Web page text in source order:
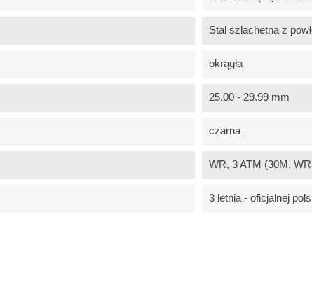
Stal szlachetna z
okrągła
25.00 - 29.99 mm
czarna
WR, 3 ATM (30M,
3 letnia - oficjalnej